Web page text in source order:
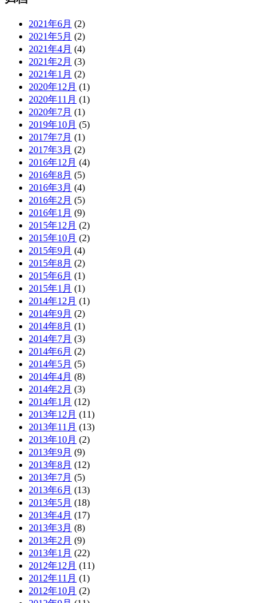
2021年6月 (2)
2021年5月 (2)
2021年4月 (4)
2021年2月 (3)
2021年1月 (2)
2020年12月 (1)
2020年11月 (1)
2020年7月 (1)
2019年10月 (5)
2017年7月 (1)
2017年3月 (2)
2016年12月 (4)
2016年8月 (5)
2016年3月 (4)
2016年2月 (5)
2016年1月 (9)
2015年12月 (2)
2015年10月 (2)
2015年9月 (4)
2015年8月 (2)
2015年6月 (1)
2015年1月 (1)
2014年12月 (1)
2014年9月 (2)
2014年8月 (1)
2014年7月 (3)
2014年6月 (2)
2014年5月 (5)
2014年4月 (8)
2014年2月 (3)
2014年1月 (12)
2013年12月 (11)
2013年11月 (13)
2013年10月 (2)
2013年9月 (9)
2013年8月 (12)
2013年7月 (5)
2013年6月 (13)
2013年5月 (18)
2013年4月 (17)
2013年3月 (8)
2013年2月 (9)
2013年1月 (22)
2012年12月 (11)
2012年11月 (1)
2012年10月 (2)